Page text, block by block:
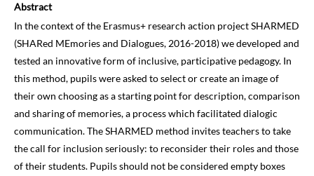
Abstract
In the context of the Erasmus+ research action project SHARMED
(SHARed MEmories and Dialogues, 2016-2018) we developed and
tested an innovative form of inclusive, participative pedagogy. In
this method, pupils were asked to select or create an image of
their own choosing as a starting point for description, comparison
and sharing of memories, a process which facilitated dialogic
communication. The SHARMED method invites teachers to take
the call for inclusion seriously: to reconsider their roles and those
of their students. Pupils should not be considered empty boxes